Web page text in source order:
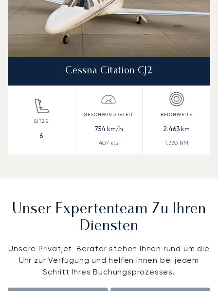
Cessna Citation CJ2
6
754 km/h
407 kts
2.463 km
1.330 NM
Unser Expertenteam Zu Ihren
Diensten
Unsere Privatjet-Berater stehen Ihnen rund um die
Uhr zur Verfügung und helfen Ihnen bei jedem
Schritt Ihres Buchungsprozesses.